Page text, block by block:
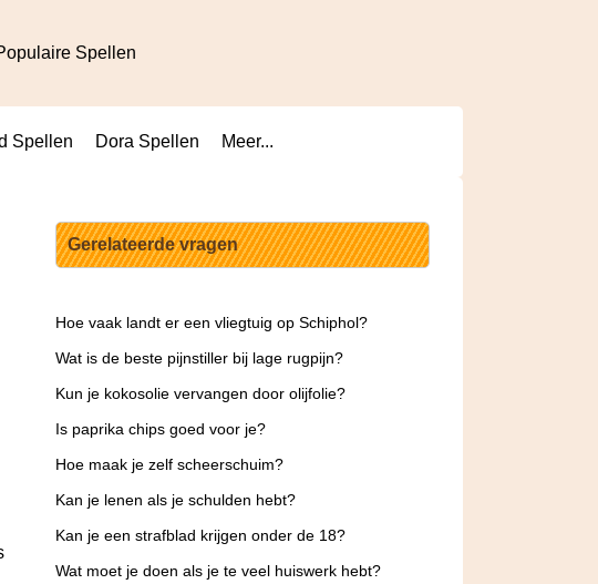
Spellen
Spellen Dora Spellen Meer...
Gerelateerde vragen
Hoe vaak landt er een vliegtuig op Schiphol?
Wat is de beste pijnstiller bij lage rugpijn?
Kun je kokosolie vervangen door olijfolie?
Is paprika chips goed voor je?
Hoe maak je zelf scheerschuim?
Kan je lenen als je schulden hebt?
Kan je een strafblad krijgen onder de 18?
Wat moet je doen als je te veel huiswerk hebt?